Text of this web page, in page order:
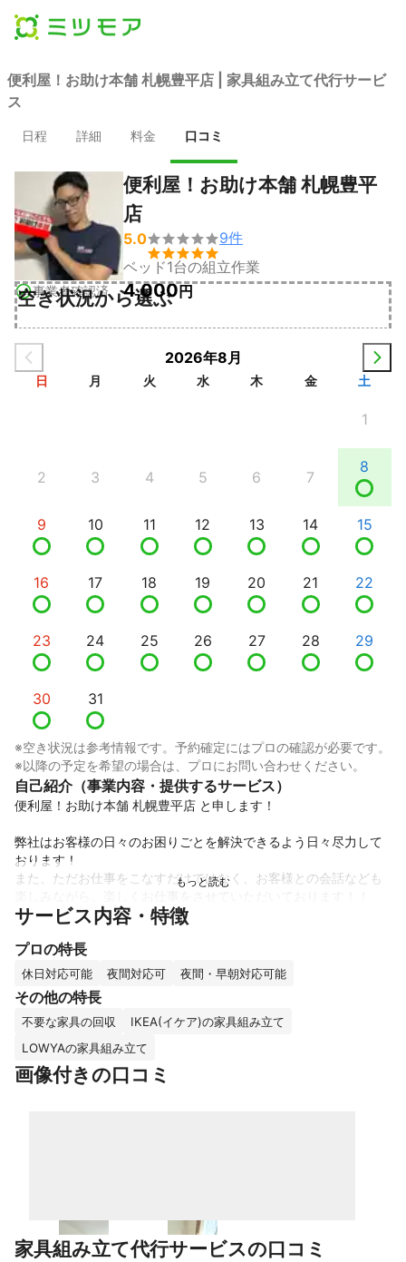
便利屋！お助け本舗 札幌豊平店 | 家具組み立て代行サービ
ス
日程 詳細 料金 口コミ
事業者確認済
便利屋！お助け本舗 札幌豊平
店
5.0

9件
ベッド1台の組立作業
4,000円
空き状況から選ぶ
2026年8月
日 月 火 水 木 金 土
1
2 3 4 5 6 7
8
9 10 11 12 13 14 15
16 17 18 19 20 21 22
23 24 25 26 27 28 29
30 31
※空き状況は参考情報です。予約確定にはプロの確認が必要です。
※以降の予定を希望の場合は、プロにお問い合わせください。
自己紹介（事業内容・提供するサービス）
便利屋！お助け本舗 札幌豊平店 と申します！
弊社はお客様の日々のお困りごとを解決できるよう日々尽力して
おります！
また、ただお仕事をこなすだけではなく、お客様との会話なども
のでご相談ください。
精一杯解決に近づけられるよう尽力させていただきます！
アピールポイント
作業内容や曜日によって料金が変わることは一切ありません。
お見積もりも無料となっておりますので、お気軽にご連絡くださ
い。
サービス内容・特徴
プロの特長
休日対応可能 夜間対応可 夜間・早朝対応可能
その他の特長
不要な家具の回収
IKEA(イケア)の家具組み立て
LOWYAの家具組み立て
画像付きの口コミ
家具組み立て代行サービスの口コミ